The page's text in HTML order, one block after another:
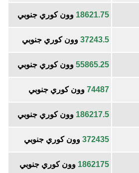
18621.75 وون كوري جنوبي
37243.5 وون كوري جنوبي
55865.25 وون كوري جنوبي
74487 وون كوري جنوبي
186217.5 وون كوري جنوبي
372435 وون كوري جنوبي
1862175 وون كوري جنوبي